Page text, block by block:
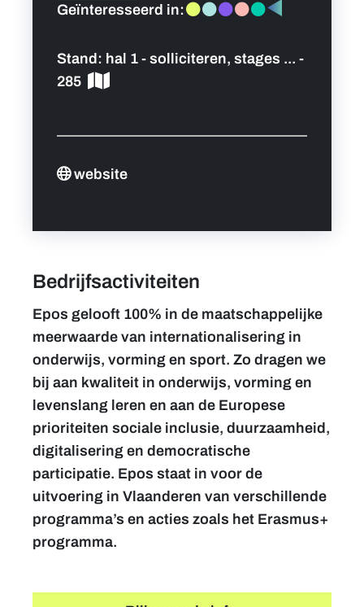
Nieuws
Contact
Geïnteresseerd in:
Stand: hal 1 - solliciteren, stages ... -
285
website
Bedrijfsactiviteiten
Epos gelooft 100% in de maatschappelijke
meerwaarde van internationalisering in
onderwijs, vorming en sport. Zo dragen we
bij aan kwaliteit in onderwijs, vorming en
levenslang leren en aan de Europese
prioriteiten sociale inclusie, duurzaamheid,
digitalisering en democratische
participatie. Epos staat in voor de
uitvoering in Vlaanderen van verschillende
programma’s en acties zoals het Erasmus+
programma.